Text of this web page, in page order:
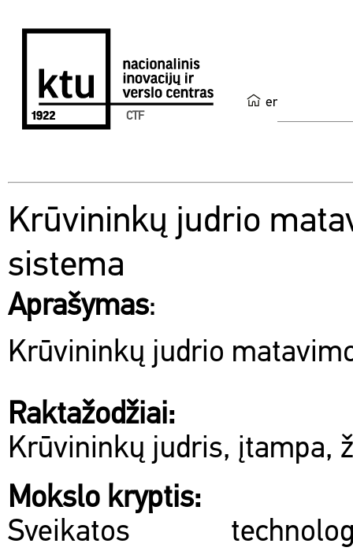
en
CTF
Krūvininkų judrio
sistema
Aprašymas:
Krūvininkų judrio
Raktažodžiai:
Krūvininkų judris, įtampa,
Mokslo kryptis:
Sveikatos